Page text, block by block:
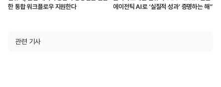
한 통합 워크플로우 지원한다
에이전틱 AI로 ‘실질적 성과’ 증명하는 해”
관련 기사